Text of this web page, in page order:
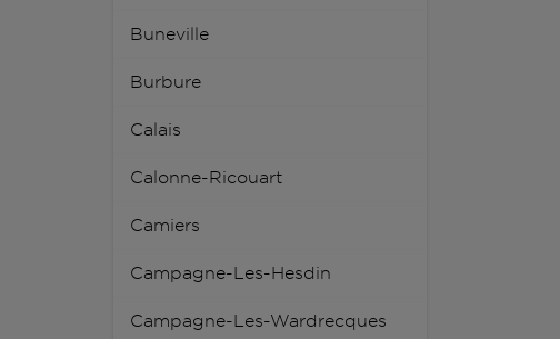
Buneville
Burbure
Calais
Calonne-Ricouart
Camiers
Campagne-Les-Hesdin
Campagne-Les-Wardrecques